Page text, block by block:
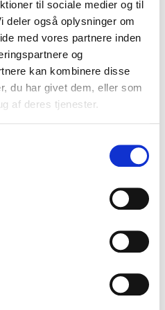
til sociale medier og til
deler også oplysninger om
med vores partnere inden
og
kan kombinere disse
du har givet dem, eller som
af deres tjenester.
kanaler i god tid.
året? Hvor længe?
tale om underholdning
måske er trætte? Husk
med alt for tunge
inden.
du? Hvordan stiller du
lokale til rådighed
læse vores guide til den